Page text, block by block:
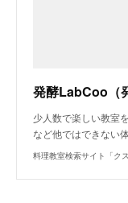
発酵LabCoo（
少人数で楽しい教室
など他ではできない
料理教室検索サイト「クス